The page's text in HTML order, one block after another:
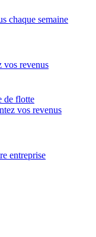
chaque semaine
vos revenus
de flotte
vos revenus
entreprise